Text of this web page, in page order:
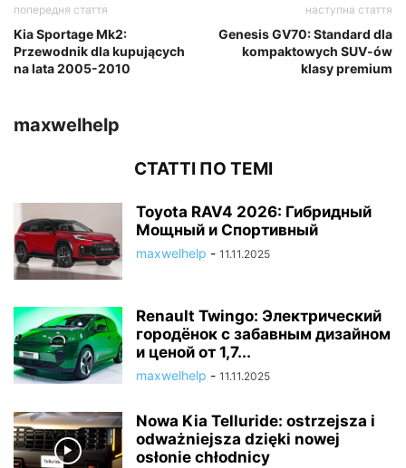
попередня стаття
Kia Sportage Mk2:
Przewodnik dla kupujących
na lata 2005-2010
наступна стаття
Genesis GV70: Standard dla
kompaktowych SUV-ów
klasy premium
maxwelhelp
СТАТТІ ПО ТЕМІ
Toyota RAV4 2026: Гибридный
Мощный и Спортивный
maxwelhelp - 11.11.2025
Renault Twingo: Электрический
городёнок с забавным дизайном
и ценой от 1,7...
maxwelhelp - 11.11.2025
Nowa Kia Telluride: ostrzejsza i
odważniejsza dzięki nowej
osłonie chłodnicy